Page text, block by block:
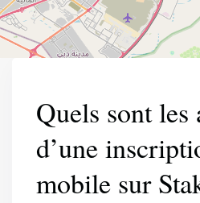
Quels sont les
d’une
mobile sur